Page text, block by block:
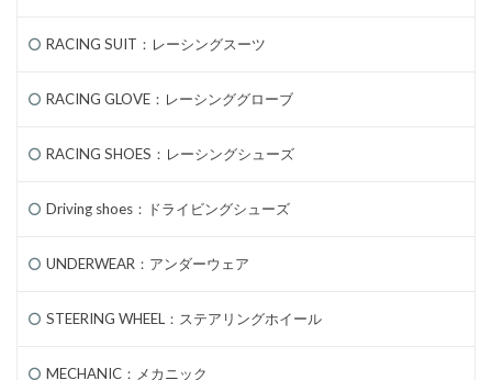
RACING SUIT：レーシングスーツ
RACING GLOVE：レーシンググローブ
RACING SHOES：レーシングシューズ
Driving shoes：ドライビングシューズ
UNDERWEAR：アンダーウェア
STEERING WHEEL：ステアリングホイール
MECHANIC：メカニック